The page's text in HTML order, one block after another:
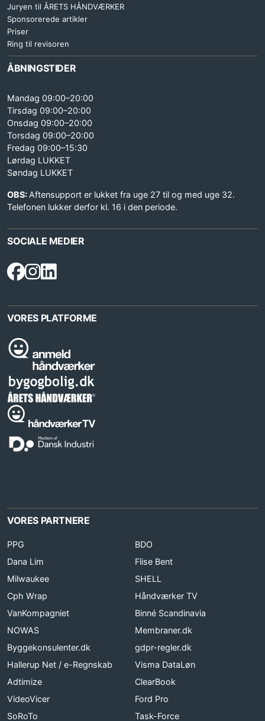
Juryen til ÅRETS HÅNDVÆRKER
Sponsorerede artikler
Priser
Ring til revisoren
ÅBNINGSTIDER
Mandag 09:00–20:00
Tirsdag 09:00–20:00
Onsdag 09:00–20:00
Torsdag 09:00–20:00
Fredag 09:00–15:30
Lørdag LUKKET
Søndag LUKKET
OBS: Aftensupport er lukket fra uge 27 til og med uge 32.
Telefonen lukker derfor kl. 16 i den periode.
SOCIALE MEDIER
VORES PLATFORME
VORES PARTNERE
PPG
BDO
Dana Lim
Flise Bent
Milwaukee
SHELL
Cph Wrap
Håndværker TV
VanKompagniet
Binné Scandinavia
NOWAS
Membraner.dk
Byggekonsulenter.dk
gdpr-regler.dk
Hallerup Net / e-Regnskab
Visma DataLøn
Adtimize
ClearBook
VideoVicer
Ford Pro
SoRoTo
Task-Force